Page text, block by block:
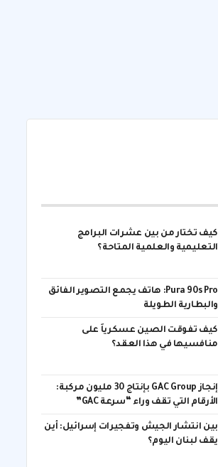
كيف تختار من بين عشرات البرامج
التعليمية والعلمية المتاحة؟
Pura 90s Pro: هاتف يجمع التصوير الفائق
والبطارية الطويلة
كيف تفوقت الصين عسكرياً على
منافسيها في هذا العقد؟
إنجاز GAC Group بإنتاج 30 مليون مركبة:
الأرقام التي تقف وراء “سرعة GAC”
بين انتشار الجيش وتفجيرات إسرائيل: أين
يقف لبنان اليوم؟